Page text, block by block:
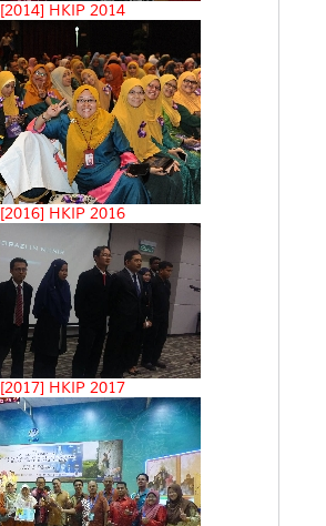
[2014] HKIP 2014
[2016] HKIP 2016
[2017] HKIP 2017